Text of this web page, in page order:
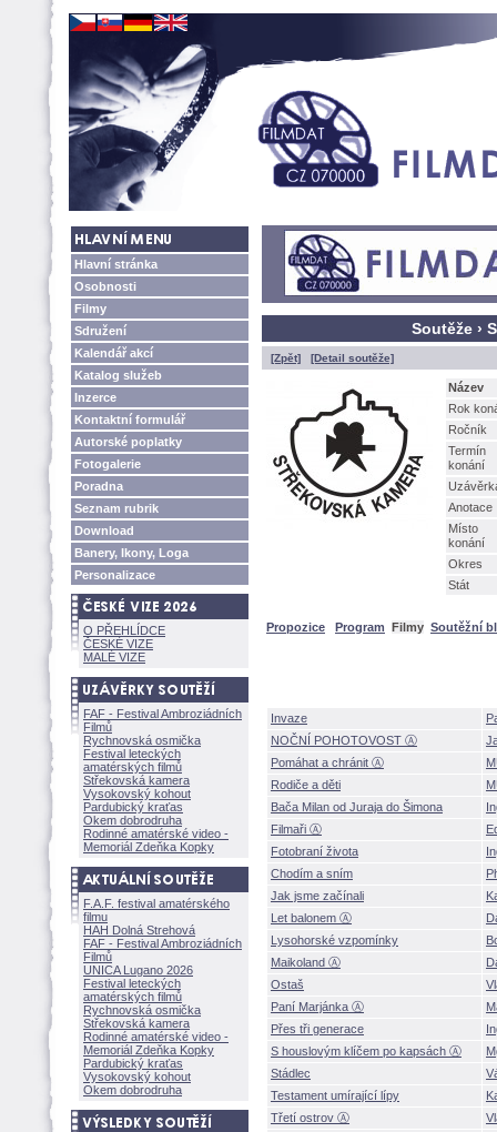
Hlavní stránka
Osobnosti
Filmy
Sdružení
Kalendář akcí
Katalog služeb
Inzerce
Kontaktní formulář
Autorské poplatky
Fotogalerie
Poradna
Seznam rubrik
Download
Banery, Ikony, Loga
Personalizace
O PŘEHLÍDCE
ČESKÉ VIZE
MALÉ VIZE
FAF - Festival Ambroziádních
Filmů
Rychnovská osmička
Festival leteckých
amatérských filmů
Střekovská kamera
Vysokovský kohout
Pardubický kraťas
Okem dobrodruha
Rodinné amatérské video -
Memoriál Zdeňka Kopky
F.A.F. festival amatérského
filmu
HAH Dolná Strehov
FAF - Festival Ambroziádních
Filmů
UNICA Lugano 2026
Festival leteckých
amatérských filmů
Rychnovská osmička
Střekovská kamera
Rodinné amatérské video -
Memoriál Zdeňka Kopky
Pardubický kraťas
Vysokovský kohout
Okem dobrodruha
Soutěže ›
[Zpět] [Detail soutěže]
Název
Rok
Ročník
Termín
konání
Anotace
Místo
konání
Okres
Stát
Propozice Program Filmy Soutěžní
Invaze
NOČNÍ POHOTOVOST Ⓐ
Pomáhat a chránit Ⓐ
Rodiče a děti
Bača Milan od Juraja do Šimona
Filmaři Ⓐ
Fotobraní života
Chodím a sním
Jak jsme začínali
Let balonem Ⓐ
Lysohorské vzpomínky
Maikoland Ⓐ
Osta
Paní Marjánka Ⓐ
Přes tři generace
S houslovým klíčem po kapsách Ⓐ
Stádlec
Testament umírající lípy
Třetí ostrov Ⓐ